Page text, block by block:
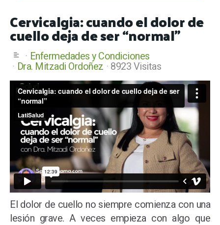
Cervicalgia: cuando el dolor de
cuello deja de ser “normal”
Enfermedades y Condiciones
Dra. Mitzadi Ordoñez
8923 Visitas
El dolor de cuello no siempre comienza con una
lesión grave. A veces empieza con algo que